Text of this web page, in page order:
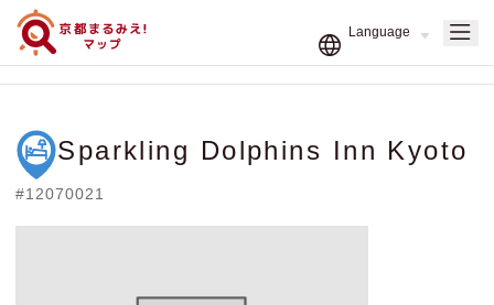
Sparkling Dolphins Inn Kyoto
#12070021